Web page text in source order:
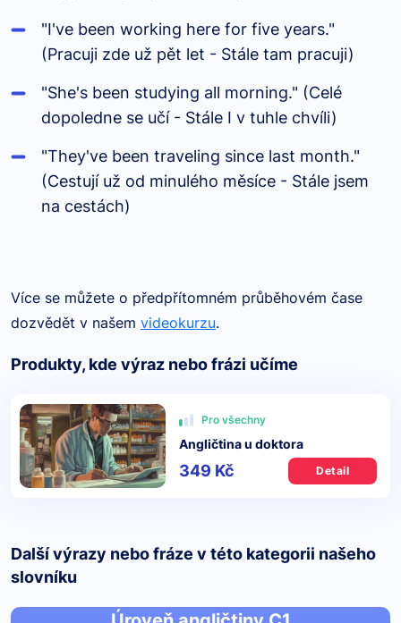
"I've been working here for five years."
(Pracuji zde už pět let - Stále tam pracuji)
"She's been studying all morning." (Celé
dopoledne se učí - Stále I v tuhle chvíli)
"They've been traveling since last month."
(Cestují už od minulého měsíce - Stále jsem
na cestách)
Více se můžete o předpřítomném průběhovém čase
dozvědět v našem videokurzu.
Produkty, kde výraz nebo frázi učíme
Pro všechny
Angličtina u doktora
349 Kč Detail
Další výrazy nebo fráze v této kategorii našeho
slovníku